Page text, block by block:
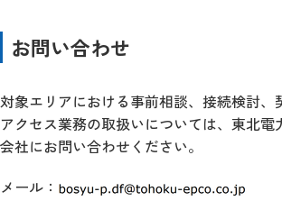
お問い合わせ
対象エリアにおける事前相談、接続検討、
アクセス業務の取扱いについては、東北
会社にお問い合わせください。
メール：